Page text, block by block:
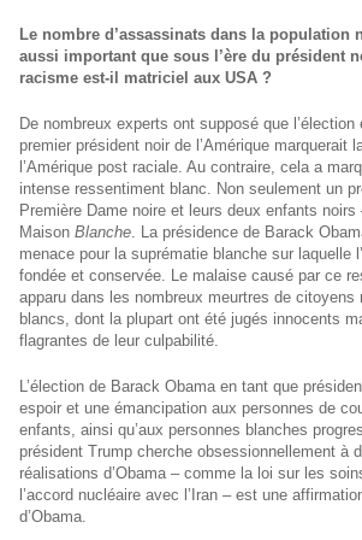
Le nombre d’assassinats dans la population
aussi important que sous l’ère du président
racisme est-il matriciel aux USA ?
De nombreux experts ont supposé que
premier président noir de l’Amérique marquerait
l’Amérique post raciale. Au contraire, cela a
intense ressentiment blanc. Non seulement un
Première Dame noire et leurs deux enfants noirs
Maison Blanche. La présidence de Barack
menace pour la suprématie blanche sur laquelle
fondée et conservée. Le malaise causé par ce
apparu dans les nombreux meurtres de citoyens
blancs, dont la plupart ont été jugés innocents
flagrantes de leur culpabilité.
L’élection de Barack Obama en tant que
espoir et une émancipation aux personnes de
enfants, ainsi qu’aux personnes blanches
président Trump cherche obsessionnellement à
réalisations d’Obama – comme la loi sur les
l’accord nucléaire avec l’Iran – est une
d’Obama.